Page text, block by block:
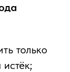
только